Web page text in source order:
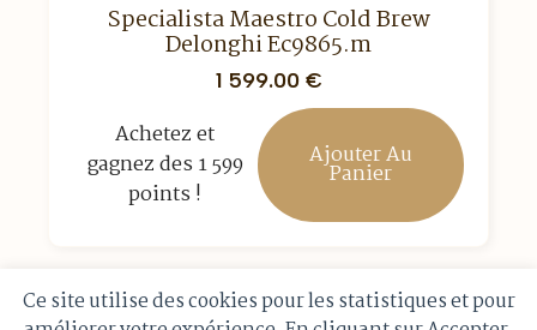
Specialista Maestro Cold Brew
Delonghi Ec9865.m
1 599.00 €
Achetez et
gagnez des 1 599
points !
Ajouter Au
Panier
Par catégorie
Ce site utilise des cookies pour les statistiques et pour